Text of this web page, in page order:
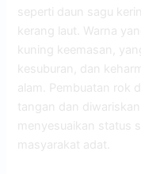
seperti daun sagu
kerang laut. Warna
kuning keemasan,
kesuburan, dan
alam. Pembuatan rok
tangan dan
menyesuaikan status
masyarakat adat.